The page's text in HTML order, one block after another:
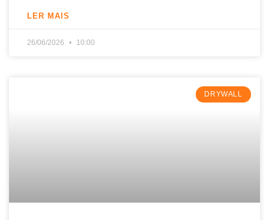
LER MAIS
26/06/2026 10:00
DRYWALL